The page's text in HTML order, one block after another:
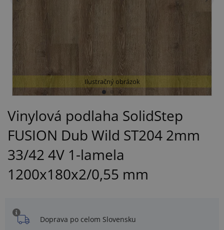
Ilustračný obrázok
Vinylová podlaha SolidStep
FUSION Dub Wild ST204 2mm
33/42 4V 1-lamela
1200x180x2/0,55 mm
Doprava po celom Slovensku